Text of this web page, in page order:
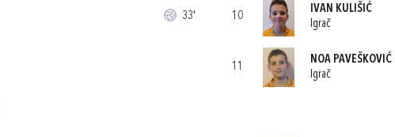
33' 10
IVAN KULIŠIĆ
Igrač
11
NOA PAVEŠKOVIĆ
Igrač